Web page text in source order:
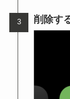
削除す